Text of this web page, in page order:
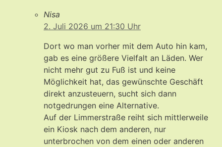
Nisa
2. Juli 2026 um 21:30 Uhr
Dort wo man vorher mit dem Auto hin kam,
gab es eine größere Vielfalt an Läden. Wer
nicht mehr gut zu Fuß ist und keine
Möglichkeit hat, das gewünschte Geschäft
direkt anzusteuern, sucht sich dann
notgedrungen eine Alternative.
Auf der Limmerstraße reiht sich mittlerweile
ein Kiosk nach dem anderen, nur
unterbrochen von dem einen oder anderen